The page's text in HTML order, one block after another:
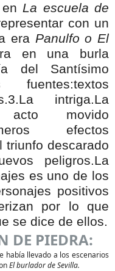
enLa escuela de
con un
era PanulfooEl
en una burla
del Santísimo
fuentes:textos
intriga.La
acto movido
efectos
triunfo descarado
peligros.La
es uno de los
positivos
por lo que
se dice de ellos.
DE PIEDRA:
había llevado a los escenarios
El burlador de Sevilla.